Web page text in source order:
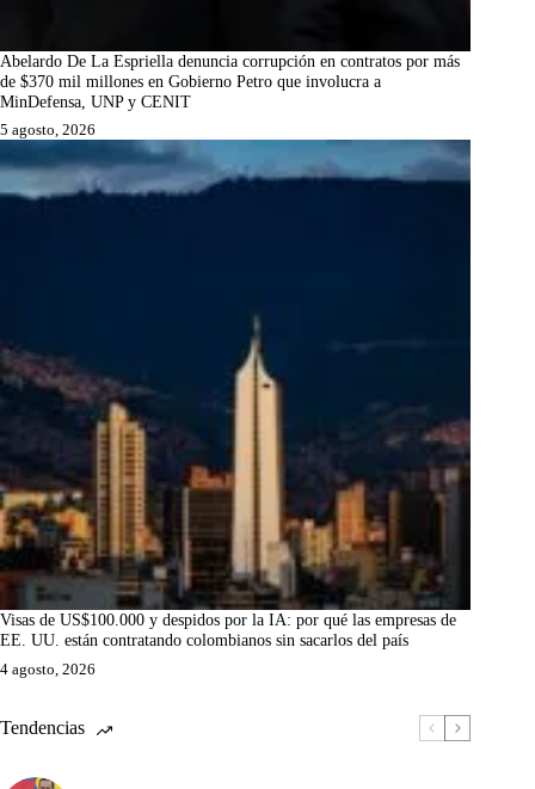
Abelardo De La Espriella denuncia corrupción en contratos por más
de $370 mil millones en Gobierno Petro que involucra a
MinDefensa, UNP y CENIT
5 agosto, 2026
Visas de US$100.000 y despidos por la IA: por qué las empresas de
EE. UU. están contratando colombianos sin sacarlos del país
4 agosto, 2026
Tendencias